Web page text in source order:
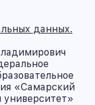
данных.
«Самарский